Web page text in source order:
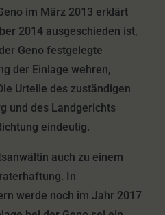
im März 2013 erklärt
2014 ausgeschieden ist,
Geno festgelegte
der Einlage wehren,
Urteile des zuständigen
und des Landgerichts
eindeutig.
auch zu einem
In
werde noch im Jahr 2017